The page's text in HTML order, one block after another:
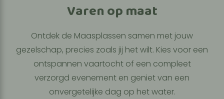
Varen op maat
Ontdek de Maasplassen samen met jouw
gezelschap, precies zoals jij het wilt. Kies voor een
ontspannen vaartocht of een compleet
verzorgd evenement en geniet van een
onvergetelijke dag op het water.